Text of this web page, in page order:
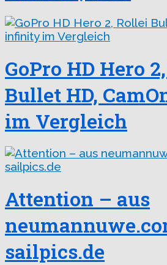
GoPro HD Hero
Bullet HD,
im Vergleich
Attention – aus
sailpics.de